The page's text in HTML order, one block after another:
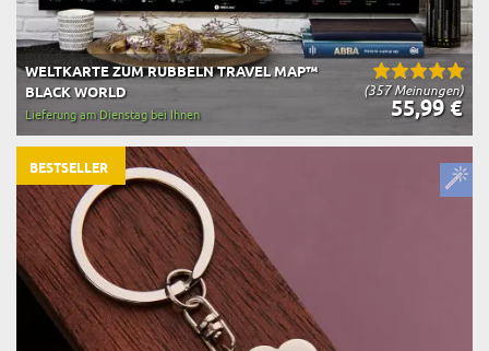
(357 Meinungen)
WELTKARTE ZUM RUBBELN TRAVEL MAP™
BLACK WORLD
55,99 €
Lieferung am Dienstag bei Ihnen
BESTSELLER